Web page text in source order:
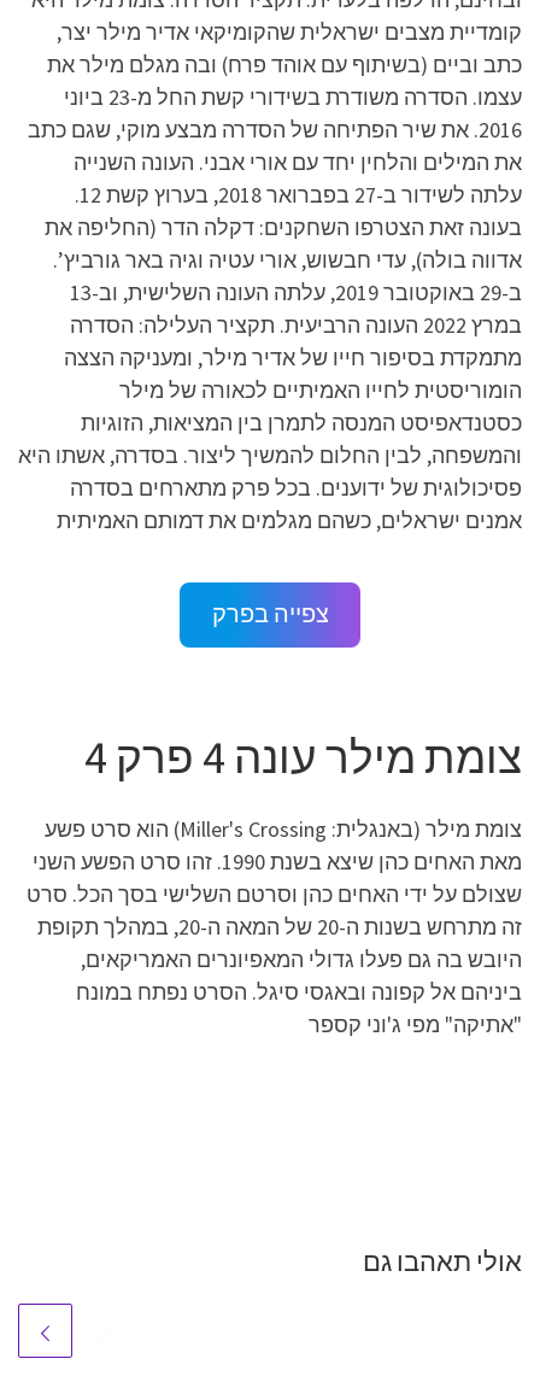
קומדיית מצבים ישראלית שהקומיקאי אדיר מילר יצר,
כתב וביים (בשיתוף עם אוהד פרח) ובה מגלם מילר את
עצמו. הסדרה משודרת בשידורי קשת החל מ-23 ביוני
2016. את שיר הפתיחה של הסדרה מבצע מוקי, שגם כתב
את המילים והלחין יחד עם אורי אבני. העונה השנייה
עלתה לשידור ב-27 בפברואר 2018, בערוץ קשת 12.
בעונה זאת הצטרפו השחקנים: דקלה הדר (החליפה את
אדווה בולה), עדי חבשוש, אורי עטיה וגיה באר גורביץ’.
ב-29 באוקטובר 2019, עלתה העונה השלישית, וב-13
במרץ 2022 העונה הרביעית. תקציר העלילה: הסדרה
מתמקדת בסיפור חייו של אדיר מילר, ומעניקה הצצה
הומוריסטית לחייו האמיתיים לכאורה של מילר
כסטנדאפיסט המנסה לתמרן בין המציאות, הזוגיות
והמשפחה, לבין החלום להמשיך ליצור. בסדרה, אשתו היא
פסיכולוגית של ידוענים. בכל פרק מתארחים בסדרה
אמנים ישראלים, כשהם מגלמים את דמותם האמיתית
צפייה בפרק
צומת מילר עונה 4 פרק 4
צומת מילר (באנגלית: Miller's Crossing) הוא סרט פשע
מאת האחים כהן שיצא בשנת 1990. זהו סרט הפשע השני
שצולם על ידי האחים כהן וסרטם השלישי בסך הכל. סרט
זה מתרחש בשנות ה-20 של המאה ה-20, במהלך תקופת
היובש בה גם פעלו גדולי המאפיונרים האמריקאים,
ביניהם אל קפונה ובאגסי סיגל. הסרט נפתח במונח
"אתיקה" מפי ג'וני קספר
אולי תאהבו גם